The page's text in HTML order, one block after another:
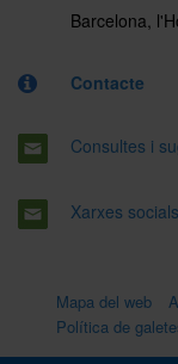
Barcelona,
Contacte
Consultes i
Xarxes socials
Mapa del web
Política de